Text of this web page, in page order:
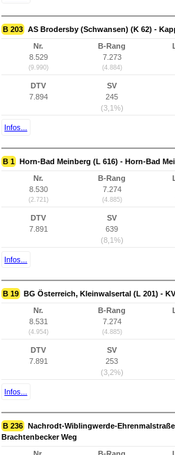
B 203 AS Brodersby (Schwansen) (K 62) -
Nr.
8.529
(9.990)
B-Rang
7.273
(4.884)
DTV
7.894
SV
245
(3,1%)
Infos...
B 1 Horn-Bad Meinberg (L 616) - Horn-Bad
Nr.
8.530
(2.721)
B-Rang
7.274
(4.885)
DTV
7.891
SV
639
(8,1%)
Infos...
B 19 BG Österreich, Kleinwalsertal (L 201) -
Nr.
8.531
(4.954)
B-Rang
7.274
(4.885)
DTV
7.891
SV
253
(3,2%)
Infos...
B 236 Nachrodt-Wiblingwerde-
Brachtenbecker Weg